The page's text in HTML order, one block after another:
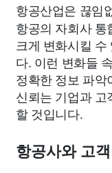
항공산업은 끊임
항공의 자회사
크게 변화시킬
다. 이런 변화들
정확한 정보 파
신뢰는 기업과 고
할 것입니다.
항공사와 고